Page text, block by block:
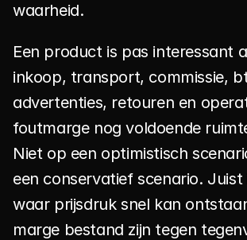
waarheid.
Een product is pas interessant
inkoop, transport, commissie,
advertenties, retouren en
foutmarge nog voldoende
Niet op een optimistisch
een conservatief scenario.
waar prijsdruk snel kan
marge bestand zijn tegen